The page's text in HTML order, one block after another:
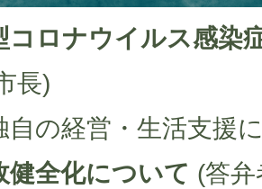
コロナウイルス感染
長)
自の経営・生活支援
健全化について​ (答